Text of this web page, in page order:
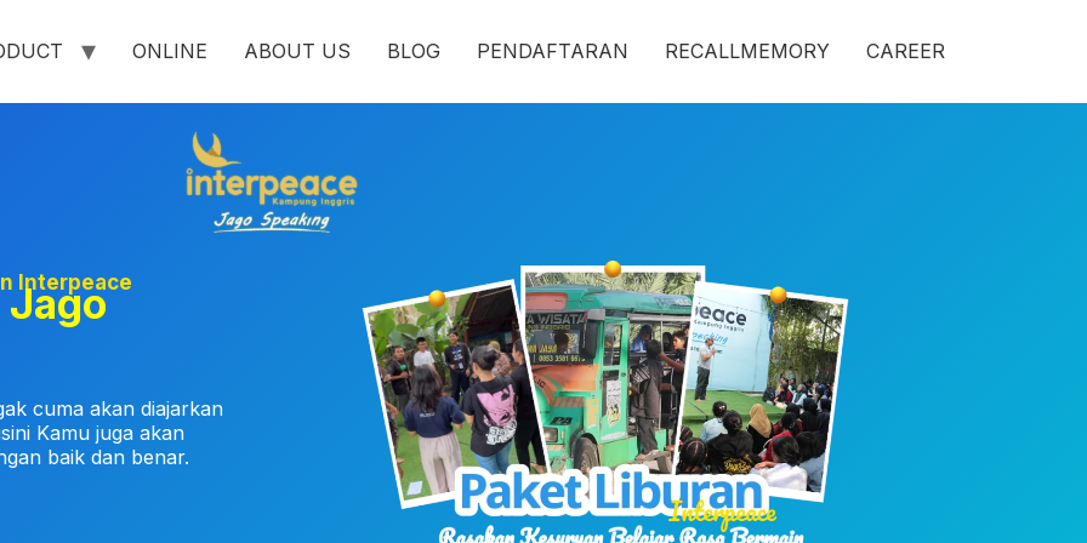
ONLINE ABOUT US BLOG PENDAFTARAN RECALLMEMORY CAREER
Interpeace
Jago
cuma akan diajarkan
Kamu juga akan
baik dan benar.